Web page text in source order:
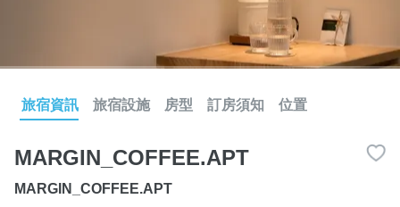
旅宿資訊 旅宿設施 房型 訂房須知 位置
MARGIN_COFFEE.APT
MARGIN_COFFEE.APT